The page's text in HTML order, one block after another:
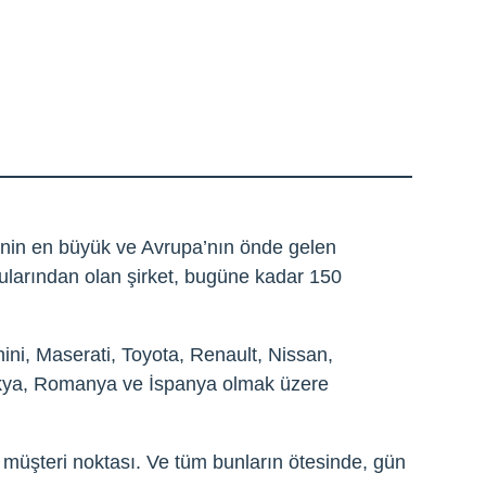
en büyük ve Avrupa’nın önde gelen
olan şirket, bugüne kadar 150
Maserati, Toyota, Renault, Nissan,
Romanya ve İspanya olmak üzere
noktası. Ve tüm bunların ötesinde, gün